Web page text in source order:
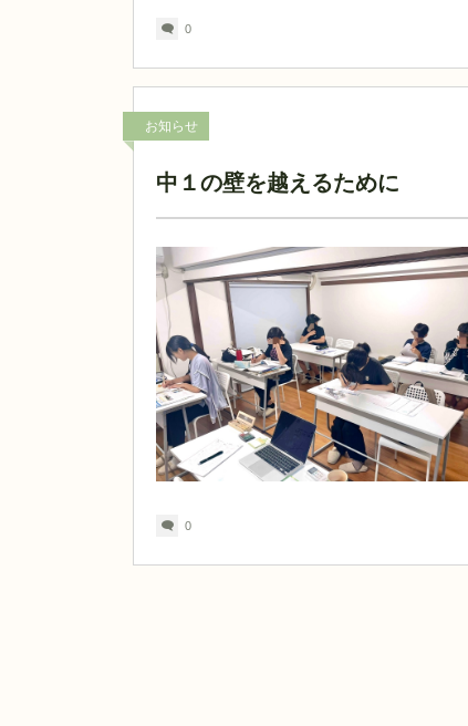
0
お知らせ
中１の壁を越えるために
0